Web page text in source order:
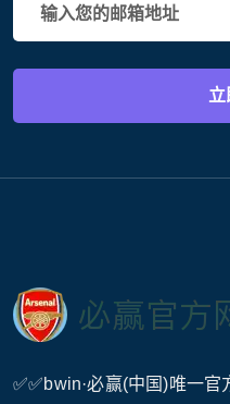
立
✅✅bwin·必赢(中国)唯一